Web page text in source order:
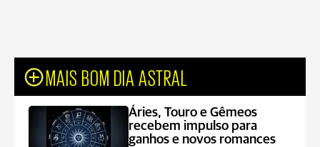
MAIS BOM DIA ASTRAL
Áries, Touro e Gêmeos
recebem impulso para
ganhos e novos romances